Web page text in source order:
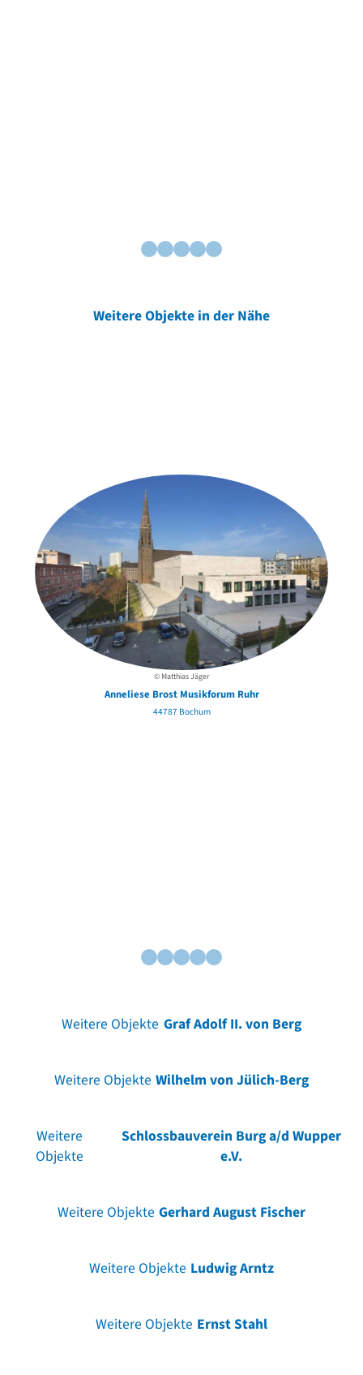
Weitere Objekte in der Nähe
© Matthias Jäger
Anneliese Brost Musikforum Ruhr
44787 Bochum
Weitere Objekte Graf Adolf II. von Berg
Weitere Objekte Wilhelm von Jülich-Berg
Weitere
Objekte
Schlossbauverein Burg a/d Wupper
e.V.
Weitere Objekte Gerhard August Fischer
Weitere Objekte Ludwig Arntz
Weitere Objekte Ernst Stahl